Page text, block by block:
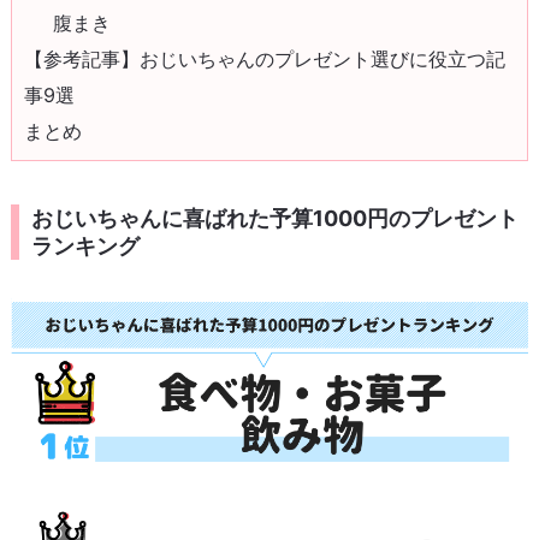
腹まき
【参考記事】おじいちゃんのプレゼント選びに役立つ記
事9選
まとめ
おじいちゃんに喜ばれた予算1000円のプレゼント
ランキング